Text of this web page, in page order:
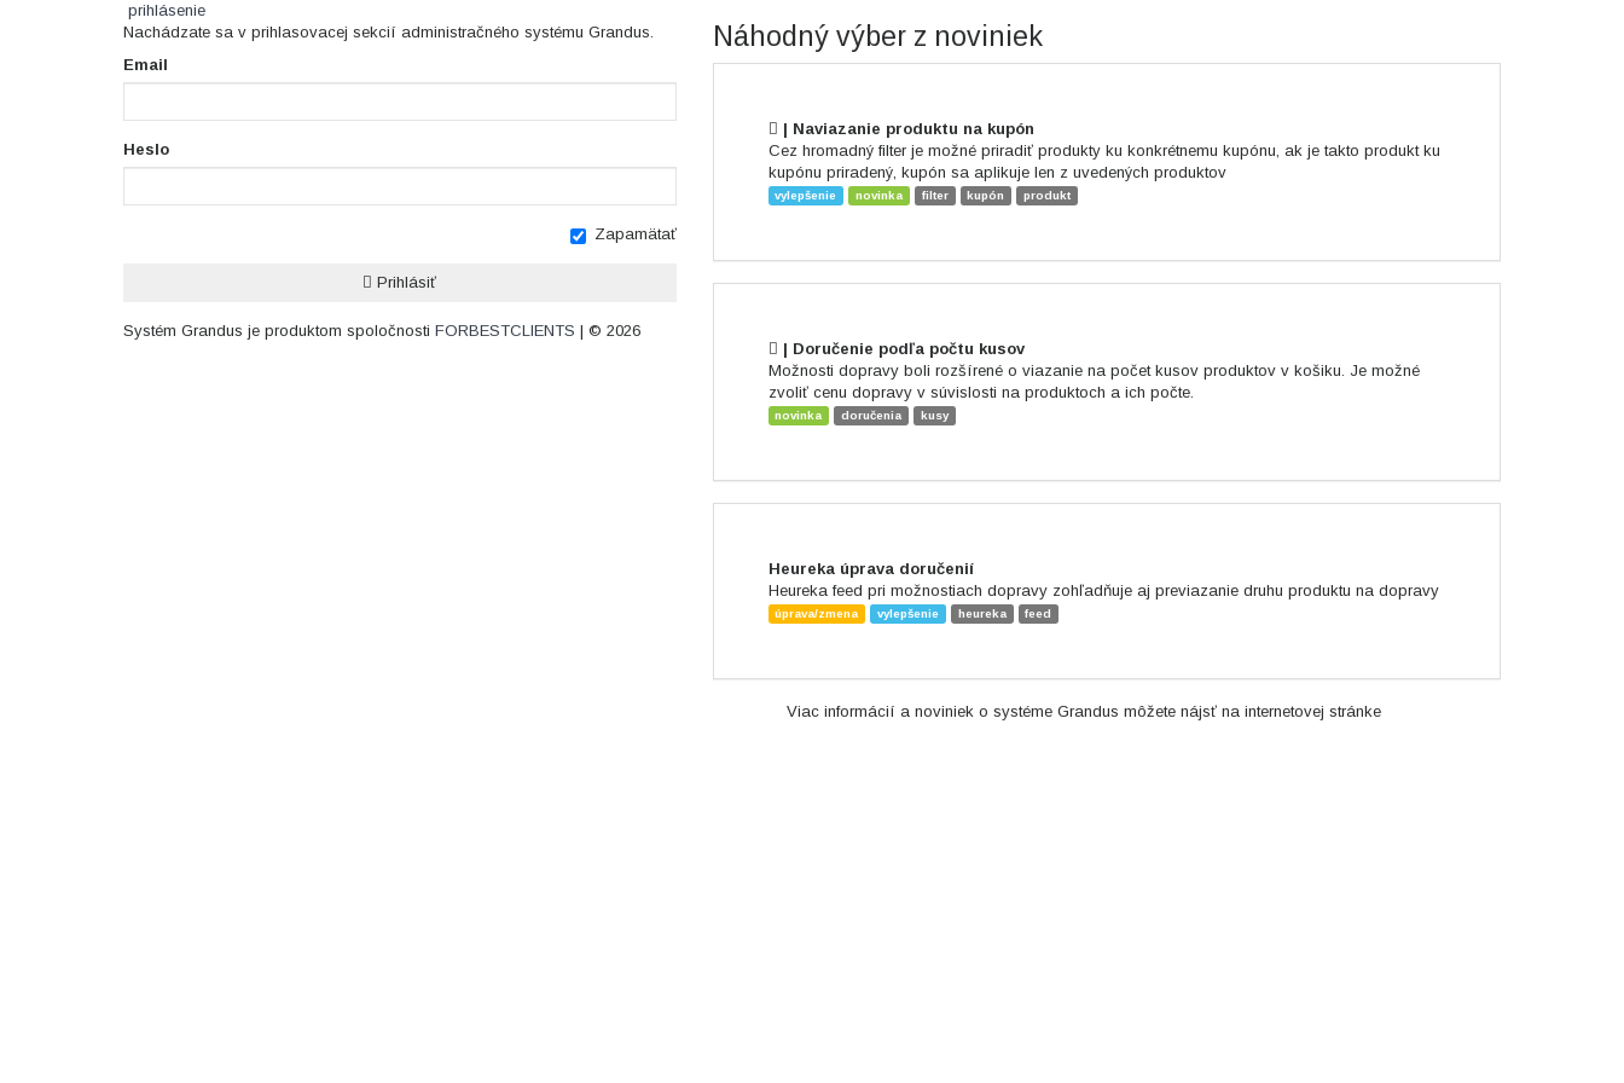
prihlásenie
Nachádzate sa v prihlasovacej sekcií administračného systému Grandus.
Email
Heslo
Zapamätať
Prihlásiť
Systém Grandus je produktom spoločnosti FORBESTCLIENTS | © 2026
Náhodný výber z noviniek
| Naviazanie produktu na kupón
Cez hromadný filter je možné priradiť produkty ku konkrétnemu kupónu, ak je takto produkt ku
kupónu priradený, kupón sa aplikuje len z uvedených produktov
vylepšenie novinka filter kupón produkt
| Doručenie podľa počtu kusov
Možnosti dopravy boli rozšírené o viazanie na počet kusov produktov v košiku. Je možné
zvoliť cenu dopravy v súvislosti na produktoch a ich počte.
novinka doručenia kusy
Heureka úprava doručenií
Heureka feed pri možnostiach dopravy zohľadňuje aj previazanie druhu produktu na dopravy
úprava/zmena vylepšenie heureka feed
Viac informácií a noviniek o systéme Grandus môžete nájsť na internetovej stránke